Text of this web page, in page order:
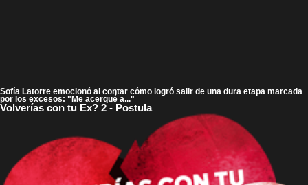
Sofía Latorre emocionó al contar cómo logró salir de una dura etapa marcada
por los excesos: "Me acerqué a..."
Volverías con tu Ex? 2 - Postula